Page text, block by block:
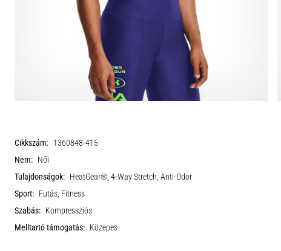
Cikkszám: 1360848-415
Nem: Női
Tulajdonságok: HeatGear®, 4-Way Stretch, Anti-Odor
Sport: Futás, Fitness
Szabás: Kompressziós
Melltartó támogatás: Közepes